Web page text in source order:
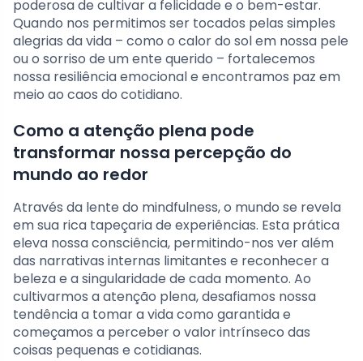
poderosa de cultivar a felicidade e o bem-estar.
Quando nos permitimos ser tocados pelas simples
alegrias da vida – como o calor do sol em nossa pele
ou o sorriso de um ente querido – fortalecemos
nossa resiliência emocional e encontramos paz em
meio ao caos do cotidiano.
Como a atenção plena pode
transformar nossa percepção do
mundo ao redor
Através da lente do mindfulness, o mundo se revela
em sua rica tapeçaria de experiências. Esta prática
eleva nossa consciência, permitindo-nos ver além
das narrativas internas limitantes e reconhecer a
beleza e a singularidade de cada momento. Ao
cultivarmos a atenção plena, desafiamos nossa
tendência a tomar a vida como garantida e
começamos a perceber o valor intrínseco das
coisas pequenas e cotidianas.